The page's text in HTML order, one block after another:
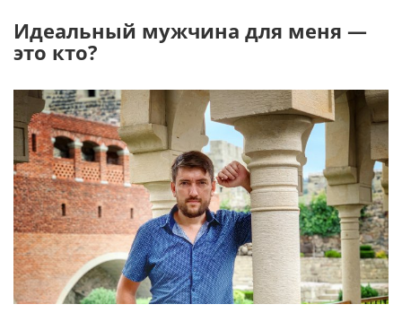
Идеальный мужчина для меня —
это кто?